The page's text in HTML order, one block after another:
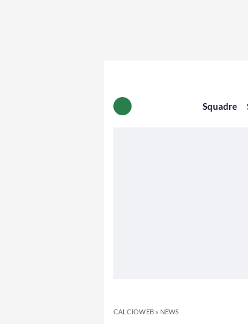
Squadre
CALCIOWEB» NEWS